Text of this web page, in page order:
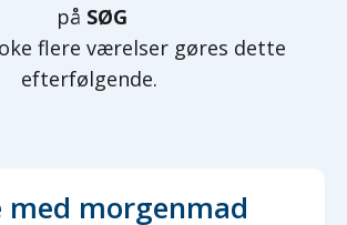
på SØG
flere værelser gøres dette
efterfølgende.
morgenmad